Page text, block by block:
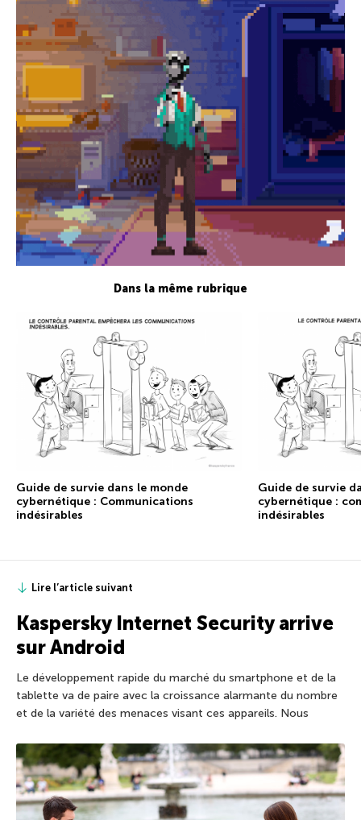
Dans la même rubrique
Guide de survie dans le monde
cybernétique : Communications
indésirables
Guide de survie
cybernétique :
indésirables
Lire l’article suivant
Kaspersky Internet Security arrive
sur Android
Le développement rapide du marché du smartphone et de la
tablette va de paire avec la croissance alarmante du nombre
et de la variété des menaces visant ces appareils. Nous